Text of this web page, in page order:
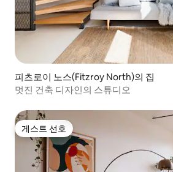
피츠로이 노스(Fitzroy North)의 집
멋진 건축 디자인의 스튜디오
게스트 선호
게스트 선호